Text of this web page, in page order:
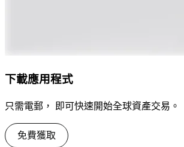
下載應用程式
只需電郵， 即可快速開始全球資產交易。
免費獲取